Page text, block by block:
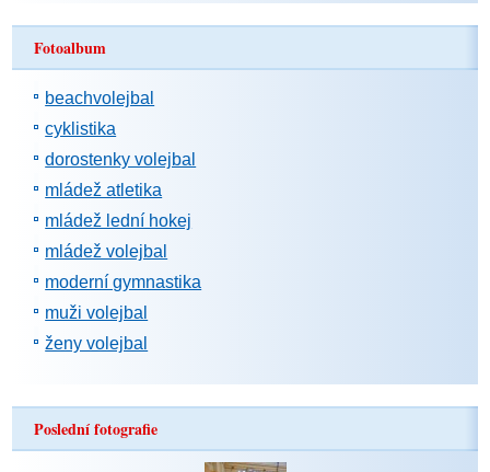
Fotoalbum
beachvolejbal
cyklistika
dorostenky volejbal
mládež atletika
mládež lední hokej
mládež volejbal
moderní gymnastika
muži volejbal
ženy volejbal
Poslední fotografie